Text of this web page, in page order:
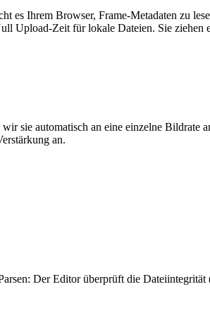
es Ihrem Browser, Frame-Metadaten zu
Upload-Zeit für lokale Dateien. Sie
sie automatisch an eine einzelne
an.
Der Editor überprüft die